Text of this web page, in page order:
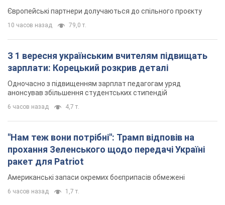
Європейські партнери долучаються до спільного проєкту
10 часов назад 79,0 т.
З 1 вересня українським вчителям підвищать
зарплати: Корецький розкрив деталі
Одночасно з підвищенням зарплат педагогам уряд
анонсував збільшення студентських стипендій
6 часов назад 4,7 т.
"Нам теж вони потрібні": Трамп відповів на
прохання Зеленського щодо передачі Україні
ракет для Patriot
Американські запаси окремих боєприпасів обмежені
6 часов назад 1,7 т.